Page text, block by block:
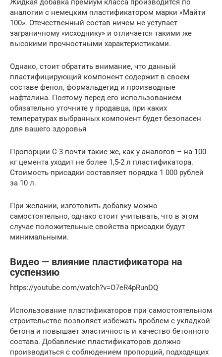
Жидкая добавка премиум класса производится по
аналогии с немецким пластификатором марки «Майти
100». Отечественный состав ничем не уступает
заграничному «исходнику» и отличается такими же
высокими прочностными характеристиками.
Однако, стоит обратить внимание, что данный
пластифицирующий компонент содержит в своем
составе фенол, формальдегид и производные
нафталина. Поэтому перед его использованием
обязательно уточните у продавца, при каких
температурах выбранных компонент будет безопасен
для вашего здоровья
Пропорции С-3 почти такие же, как у аналогов – на 100
кг цемента уходит не более 1,5-2 л пластификатора.
Стоимость присадки составляет порядка 1 000 рублей
за 10 л.
При желании, изготовить добавку можно
самостоятельно, однако стоит учитывать, что в этом
случае положительные свойства присадки будут
минимальными.
Видео — влияние пластификатора на
суспензию
https://youtube.com/watch?v=O7eR4pRunDQ
Использование пластификаторов при самостоятельном
строительстве позволяет избежать проблем с укладкой
бетона и повышает эластичность и качество бетонного
состава. Добавление пластификаторов должно
производиться с соблюдением пропорций, подходящих